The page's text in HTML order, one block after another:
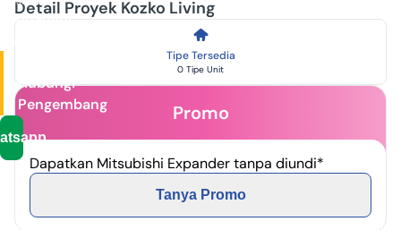
Jatinangor,
Hubungi
Pengembang
Detail Proyek Kozko Living
Tipe Tersedia
0 Tipe Unit
Promo
Dapatkan Mitsubishi Expander tanpa diundi*
Tanya Promo